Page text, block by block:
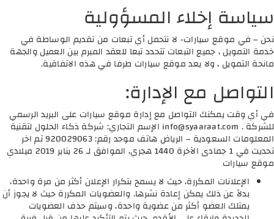
سياسة إخلاء المسؤولية
نحن – في موقع سيارات- لا نتحمل أي تبعات من تقديم الوساطة في
خدمة التمويل ، جميع التبعات تتحدد تبعا للعقد المبرم بين العميل والجهة
مانحة التمويل ، ولا يعد موقع سيارات طرفا في هذه الاتفاقية.
التواصل مع الإدارة:
في أي وقت يمكنك التواصل مع إدارة موقع سيارات على البريد الرسمي
للشركة . info@syaaraat.com الإسم التجاري: شركة ذكاء الحلول لتقنية
المعلومات السعودية – الرياض هاتف موحد رقم: 920029063 تم اخر
تحديت في 1 جمادى الآخرة 1440 هجري، الموافق لـ 26 يناير 2019 ميلادي
موقع سيارات
الإعلانات المكررة، حيث لا يسمح بتكرار الإعلان أكثر من مرة واحدة،
بدلاً عن ذلك يمكن إعادة نشرها. والعضويات المكررة حيث لا يجوز أن
يمتلك العضو أكثر من عضوية واحدة، وسيتم حذف العضويات